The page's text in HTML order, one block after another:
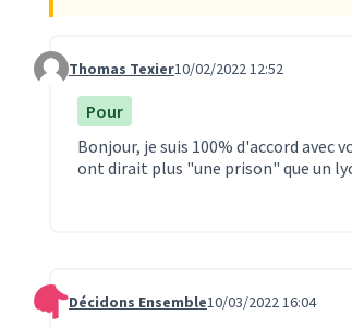
Commentaire 26
Thomas Texier10/02/2022 12:52
Pour
Bonjour, je suis 100% d'accord avec
ont dirait plus "une prison" que un
Commentaire 170
Décidons Ensemble10/03/2022 16:04